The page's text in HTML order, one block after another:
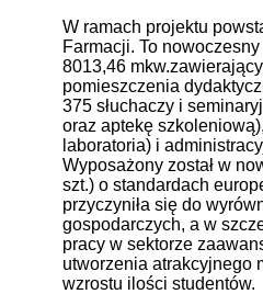
W ramach projektu
Farmacji. To
8013,46
pomieszczenia
375 słuchaczy i
oraz aptekę
laboratoria) i
Wyposażony został w
szt.) o standardach
przyczyniła się do
gospodarczych, a w
pracy w sektorze
utworzenia atrakcyjnego
wzrostu ilości studentów.